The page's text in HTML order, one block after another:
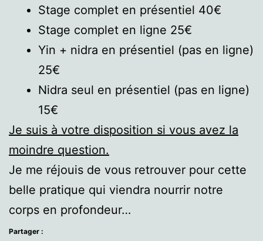
Stage complet en présentiel 40€
Stage complet en ligne 25€
Yin + nidra en présentiel (pas en ligne)
25€
Nidra seul en présentiel (pas en ligne)
15€
Je suis à votre disposition si vous avez la
moindre question.
Je me réjouis de vous retrouver pour cette
belle pratique qui viendra nourrir notre
corps en profondeur…
Partager :